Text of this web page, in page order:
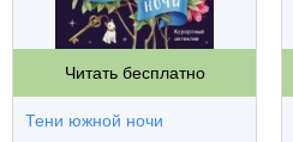
Читать бесплатно
Тени южной ночи